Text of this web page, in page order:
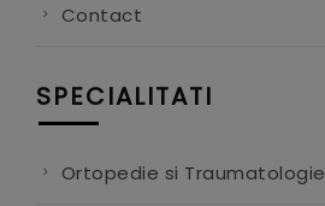
Contact
SPECIALITATI
Ortopedie si Traumatologie